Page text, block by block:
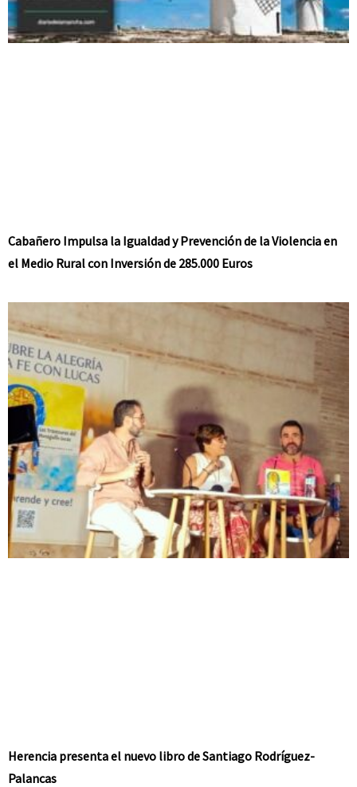
Cabañero Impulsa la Igualdad y Prevención de la Violencia en
el Medio Rural con Inversión de 285.000 Euros
Herencia presenta el nuevo libro de Santiago Rodríguez-
Palancas